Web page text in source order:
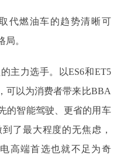
代燃油车的趋势清晰可
局。
主力选手。以ES6和ET5
可以为消费者带来比BBA
的智能驾驶、更省的用车
了最大程度的无焦虑，
高端首选也就不足为奇